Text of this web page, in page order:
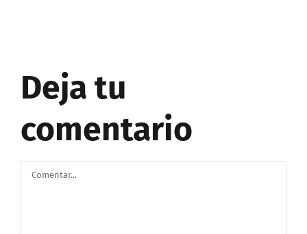
Deja tu
comentario
Comentar